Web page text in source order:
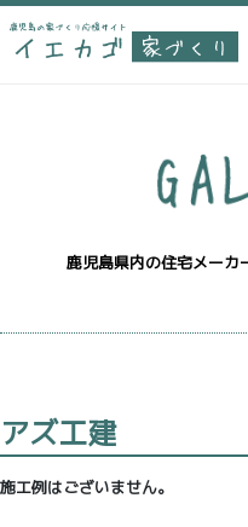
鹿児島県内の住宅メーカ
アズ工建
施工例はございません。